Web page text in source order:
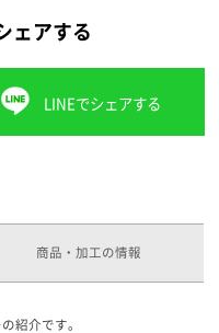
ェアする
LINEでシェアする
商品・加工の情報
紹介です。